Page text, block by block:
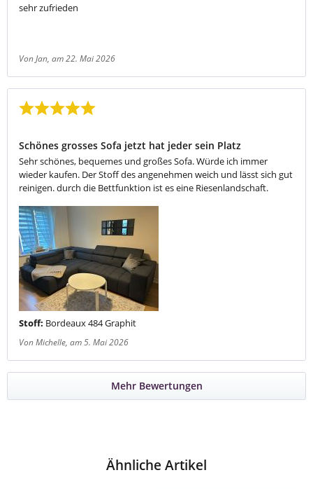
sehr zufrieden
Von Jan, am 22. Mai 2026
Schönes grosses Sofa jetzt hat jeder sein Platz
Sehr schönes, bequemes und großes Sofa. Würde ich immer
wieder kaufen. Der Stoff des angenehmen weich und lässt sich gut
reinigen. durch die Bettfunktion ist es eine Riesenlandschaft.
Stoff: Bordeaux 484 Graphit
Von Michelle, am 5. Mai 2026
Mehr Bewertungen
Ähnliche Artikel